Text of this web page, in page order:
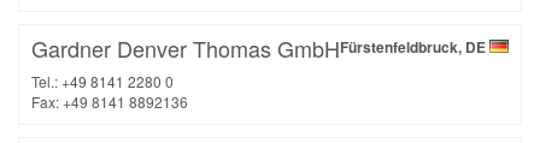
Fürstenfeldbruck, DE
Gardner Denver Thomas GmbH
Tel.: +49 8141 2280 0
Fax: +49 8141 8892136